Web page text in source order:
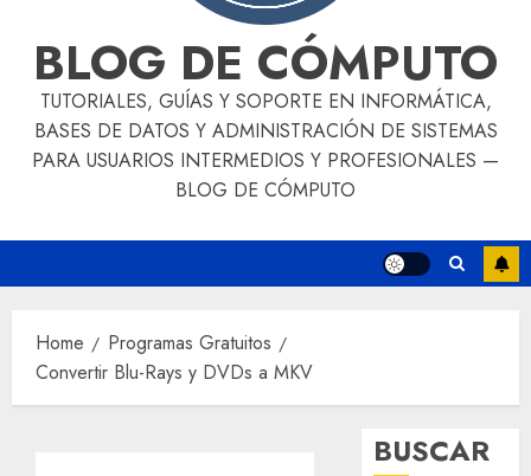
BLOG DE CÓMPUTO
TUTORIALES, GUÍAS Y SOPORTE EN INFORMÁTICA,
BASES DE DATOS Y ADMINISTRACIÓN DE SISTEMAS
PARA USUARIOS INTERMEDIOS Y PROFESIONALES —
BLOG DE CÓMPUTO
Home
Programas Gratuitos
Convertir Blu-Rays y DVDs a MKV
BUSCAR